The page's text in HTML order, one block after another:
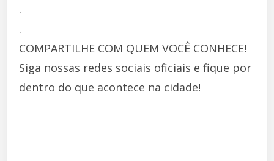
.
.
COMPARTILHE COM QUEM VOCÊ CONHECE!
Siga nossas redes sociais oficiais e fique por
dentro do que acontece na cidade!